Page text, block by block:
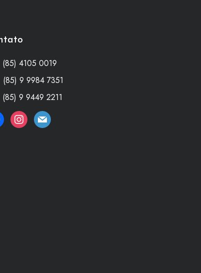
(85) 4105 0019
(85) 9 9984 7351
(85) 9 9449 2211
instagram
mail